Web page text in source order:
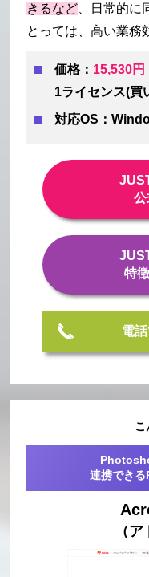
きるなど 、日常的
とっては、高い業務
価格： 15,530円
1ライセンス(買
対応OS：
特
電
こ
連携できる
（